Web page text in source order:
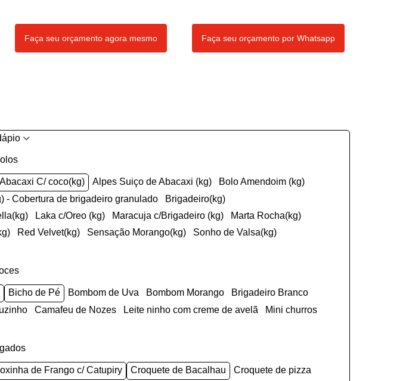
Faça seu orçamento agora mesmo Faça seu orçamento por Whatsapp
Bolos
Abacaxi C/ coco(kg) Alpes Suiço de Abacaxi (kg)
Bolo Amendoim (kg)
- Cobertura de brigadeiro granulado
Brigadeiro(kg)
Laka c/Oreo (kg) Maracuja c/Brigadeiro (kg)
Marta Rocha(kg)
Red Velvet(kg) Sensação Morango(kg)
Sonho de Valsa(kg)
Bicho de Pé Bombom de Uva Bombom Morango
Brigadeiro Branco
Camafeu de Nozes Leite ninho com creme de avelã
Mini churros
Coxinha de Frango c/ Catupiry Croquete de Bacalhau
Croquete de pizza